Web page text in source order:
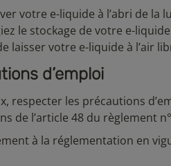
votre e-liquide à l’abri de la
le stockage de votre e-
laisser votre e-liquide à l’air
d’emploi
respecter les précautions
de l’article 48 du règlement
à la réglementation en